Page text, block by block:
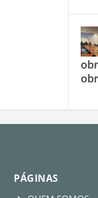
PÁGINAS